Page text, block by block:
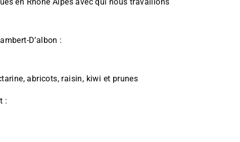
D’albon :
abricots, raisin, kiwi et prunes
: